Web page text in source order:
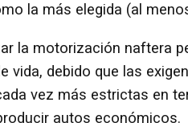
la más elegida (al
la motorización naftera
vida, debido que las
vez más estrictas en
autos económicos.